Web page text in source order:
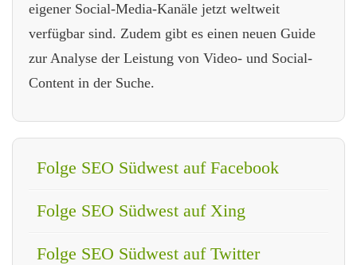
eigener Social-Media-Kanäle jetzt weltweit
verfügbar sind. Zudem gibt es einen neuen Guide
zur Analyse der Leistung von Video- und Social-
Content in der Suche.
Folge SEO Südwest auf Facebook
Folge SEO Südwest auf Xing
Folge SEO Südwest auf Twitter